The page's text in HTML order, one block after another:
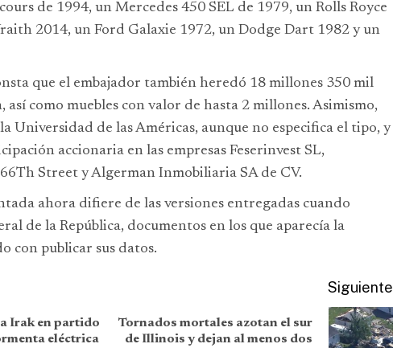
de 1994, un Mercedes 450 SEL de 1979, un Rolls Royce
2014, un Ford Galaxie 1972, un Dodge Dart 1982 y un
que el embajador también heredó 18 millones 350 mil
así como muebles con valor de hasta 2 millones. Asimismo,
Universidad de las Américas, aunque no especifica el tipo, y
accionaria en las empresas Feserinvest SL,
Street y Algerman Inmobiliaria SA de CV.
ahora difiere de las versiones entregadas cuando
de la República, documentos en los que aparecía la
con publicar sus datos.
Irak en partido
eléctrica
Siguiente
Tornados mortales azotan el sur
de Illinois y dejan al menos dos